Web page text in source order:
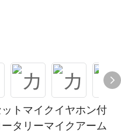
トマイクイヤホン付
タリーマイクアーム